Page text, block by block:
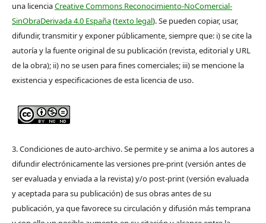
una licenciaCreative Commons Reconocimiento-NoComercial-
SinObraDerivada 4.0 España(texto legal). Se pueden copiar, usar,
difundir, transmitir y exponer públicamente, siempre que: i) se cite la
autoría y la fuente original de su publicación (revista, editorial y URL
de la obra); ii) no se usen para fines comerciales; iii) se mencione la
existencia y especificaciones de esta licencia de uso.
3. Condiciones de auto-archivo. Se permite y se anima a los autores a
difundir electrónicamente las versiones pre-print (versión antes de
ser evaluada y enviada a la revista) y/o post-print (versión evaluada
y aceptada para su publicación) de sus obras antes de su
publicación, ya que favorece su circulación y difusión más temprana